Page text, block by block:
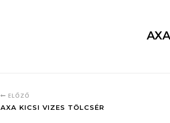
ELŐZŐ
AXA KICSI VIZES TÖLCSÉR